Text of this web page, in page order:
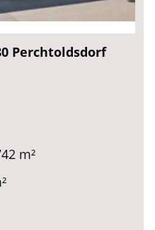
Perchtoldsdorf
m²